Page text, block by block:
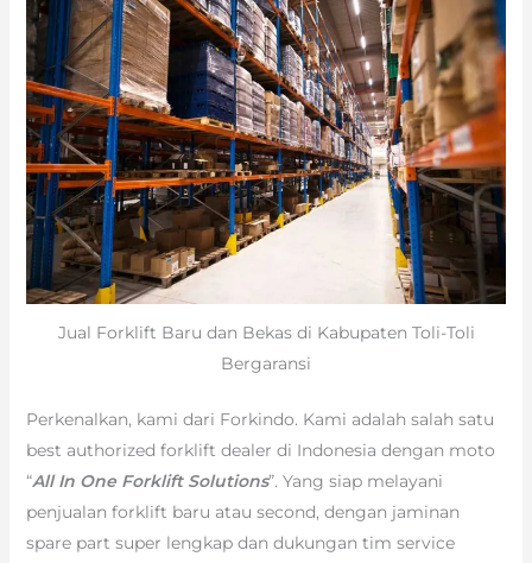
Jual Forklift Baru dan Bekas di Kabupaten Toli-Toli
Bergaransi
Perkenalkan, kami dari Forkindo. Kami adalah salah satu
best authorized forklift dealer di Indonesia dengan moto
“All In One Forklift Solutions”. Yang siap melayani
penjualan forklift baru atau second, dengan jaminan
spare part super lengkap dan dukungan tim service